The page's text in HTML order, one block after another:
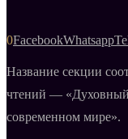
0FacebookWhatsapp
Название секции
чтений — «Духовный
современном мире».